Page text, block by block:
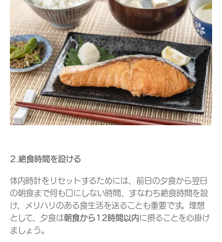
2.絶食時間を設ける
体内時計をリセットするためには、前日の夕食から翌日
の朝食まで何も口にしない時間、すなわち絶食時間を設
け、メリハリのある食生活を送ることも重要です。理想
として、夕食は朝食から12時間以内に摂ることを心掛け
ましょう。